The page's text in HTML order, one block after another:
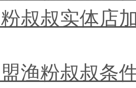
叔叔实体店
渔粉叔叔条